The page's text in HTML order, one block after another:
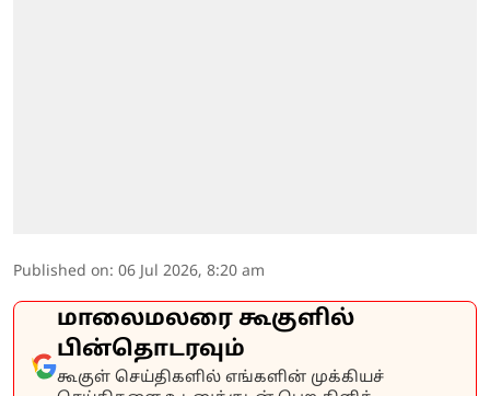
Published on: 06 Jul 2026, 8:20 am
மாலைமலரை கூகுளில்
பின்தொடரவும்
கூகுள் செய்திகளில் எங்களின் முக்கியச்